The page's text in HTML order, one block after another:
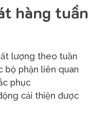
hàng tuần
lượng theo tuần
bộ phận liên quan
phục
cải thiện được